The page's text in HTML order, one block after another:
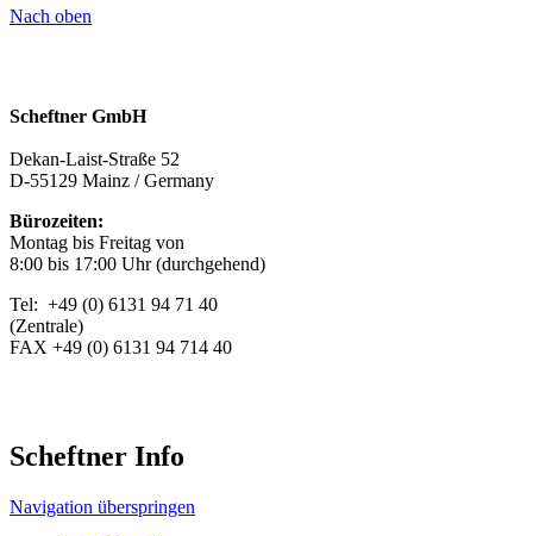
Nach oben
Scheftner GmbH
Dekan-Laist-Straße 52
D-55129 Mainz / Germany
Bürozeiten:
Montag bis Freitag von
8:00 bis 17:00 Uhr (durchgehend)
Tel: +49 (0) 6131 94 71 40
(Zentrale)
FAX +49 (0) 6131 94 714 40
Scheftner Info
Navigation überspringen